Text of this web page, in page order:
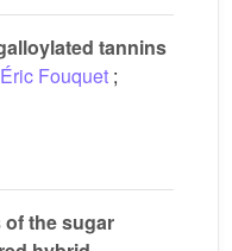
tannins
Éric Fouquet ;
the sugar